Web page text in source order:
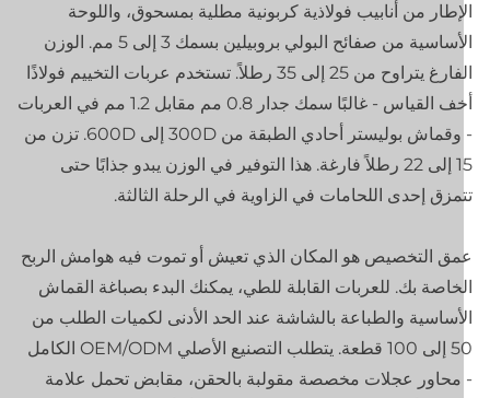
من أنابيب فولاذية كربونية مطلية بمسحوق، واللوحة
الأساسية من صفائح البولي بروبيلين بسمك 3 إلى 5 مم. الوزن
الفارغ يتراوح من 25 إلى 35 رطلاً. تستخدم عربات التخييم فولاذًا
أخف القياس - غالبًا سمك جدار 0.8 مم مقابل 1.2 مم في العربات
- وقماش بوليستر أحادي الطبقة من 300D إلى 600D. تزن من
15 إلى 22 رطلاً فارغة. هذا التوفير في الوزن يبدو جذابًا حتى
إحدى اللحامات في الزاوية في الرحلة الثالثة.
التخصيص هو المكان الذي تعيش أو تموت فيه هوامش الربح
بك. للعربات القابلة للطي، يمكنك البدء بصباغة القماش
والطباعة بالشاشة عند الحد الأدنى لكميات الطلب من
50 إلى 100 قطعة. يتطلب التصنيع الأصلي OEM/ODM الكامل
عجلات مخصصة مقولبة بالحقن، مقابض تحمل علامة